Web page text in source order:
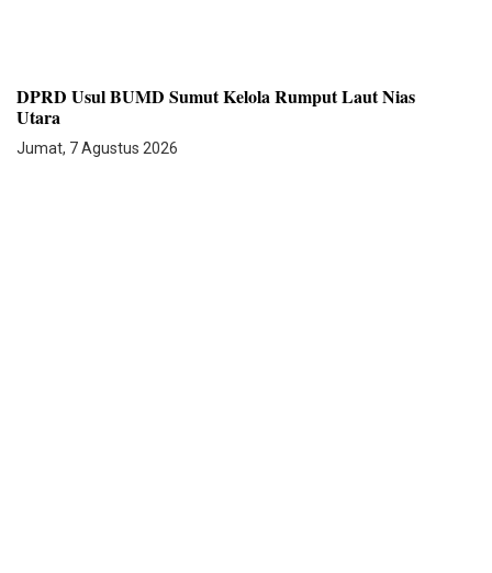
DPRD Usul BUMD Sumut Kelola Rumput Laut Nias
Utara
Jumat, 7 Agustus 2026